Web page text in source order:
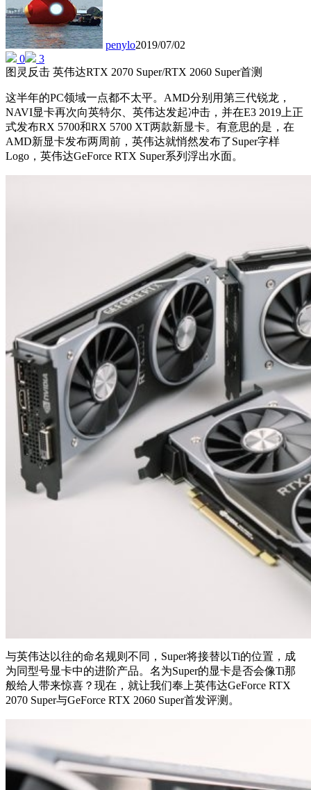
penylo2019/07/02
0
3
图灵反击 英伟达RTX 2070 Super/RTX 2060 Super首测
这半年的PC领域一点都不太平。AMD分别用第三代锐龙，
NAVI显卡再次向英特尔、英伟达发起冲击，并在E3 2019上正
式发布RX 5700和RX 5700 XT两款新显卡。有意思的是，在
AMD新显卡发布两周前，英伟达就悄然发布了Super字样
Logo，英伟达GeForce RTX Super系列浮出水面。
与英伟达以往的命名规则不同，Super将接替以Ti的位置，成
为同型号显卡中的进阶产品。名为Super的显卡是否会像Ti那
般给人带来惊喜？现在，就让我们奉上英伟达GeForce RTX
2070 Super与GeForce RTX 2060 Super首发评测。